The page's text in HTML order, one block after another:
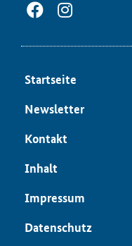
Start­sei­te
News­let­ter
Kon­takt
In­halt
Im­pres­sum
Da­ten­schutz